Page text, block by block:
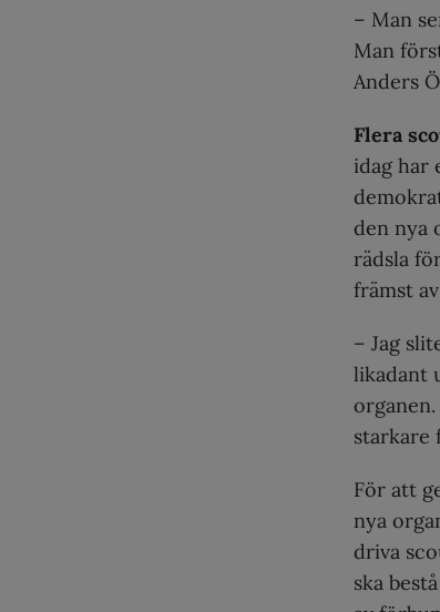
– Man
Man
Anders
Flera
idag har
den nya
rädsla
främst
– Jag
likadant
starkare
För att
nya
driva
ska